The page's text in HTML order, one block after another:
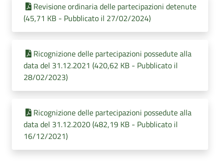
Revisione ordinaria delle partecipazioni detenute
(45,71 KB - Pubblicato il 27/02/2024)
Ricognizione delle partecipazioni possedute alla
data del 31.12.2021 (420,62 KB - Pubblicato il
28/02/2023)
Ricognizione delle partecipazioni possedute alla
data del 31.12.2020 (482,19 KB - Pubblicato il
16/12/2021)